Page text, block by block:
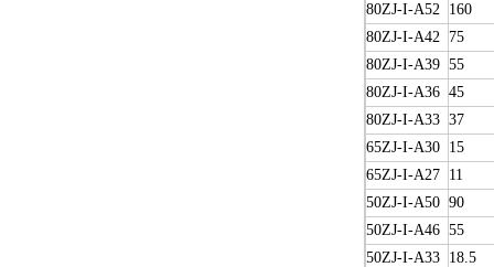
80ZJ-I-A52 160
80ZJ-I-A42 75
80ZJ-I-A39 55
80ZJ-I-A36 45
80ZJ-I-A33 37
65ZJ-I-A30 15
65ZJ-I-A27 11
50ZJ-I-A50 90
50ZJ-I-A46 55
50ZJ-I-A33 18.5